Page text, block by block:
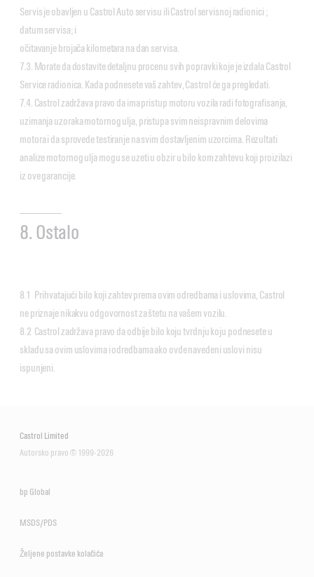
Servis je obavljen u Castrol Auto servisu ili Castrol servisnoj radionici ;
datum servisa; i
očitavanje brojača kilometara na dan servisa.
7.3. Morate da dostavite detaljnu procenu svih popravki koje je izdala Castrol
Service radionica. Kada podnesete vaš zahtev, Castrol će ga pregledati.
7.4. Castrol zadržava pravo da ima pristup motoru vozila radi fotografisanja,
uzimanja uzoraka motornog ulja, pristupa svim neispravnim delovima
motora i da sprovede testiranje na svim dostavljenim uzorcima. Rezultati
analize motornog ulja mogu se uzeti u obzir u bilo kom zahtevu koji proizilazi
iz ove garancije.
8. Ostalo
8.1 Prihvatajući bilo koji zahtev prema ovim odredbama i uslovima, Castrol
ne priznaje nikakvu odgovornost za štetu na vašem vozilu.
8.2 Castrol zadržava pravo da odbije bilo koju tvrdnju koju podnesete u
skladu sa ovim uslovima i odredbama ako ovde navedeni uslovi nisu
ispunjeni.
Castrol Limited
Autorsko pravo © 1999-2026
bp Global
MSDS/PDS
Željene postavke kolačića